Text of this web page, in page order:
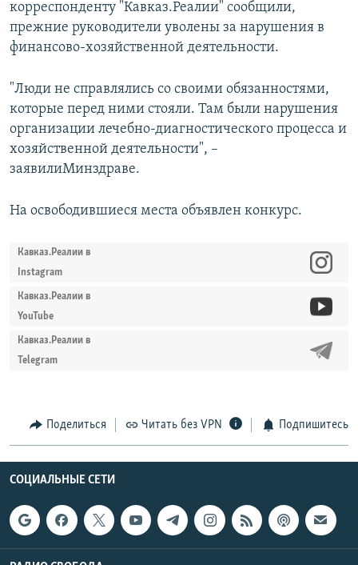
корреспонденту "Кавказ.Реалии" сообщили,
прежние руководители уволены за нарушения в
финансово-хозяйственной деятельности.
"Люди не справлялись со своими обязанностями,
которые перед ними стояли. Там были нарушения
организации лечебно-диагностического процесса и
хозяйственной деятельности", –
заявилиМинздраве.
На освободившиеся места объявлен конкурс.
Кавказ.Реалии в
Instagram
Кавказ.Реалии в
YouTube
Кавказ.Реалии в
Telegram
Поделиться Читать без VPN Подпишитесь
СОЦИАЛЬНЫЕ СЕТИ